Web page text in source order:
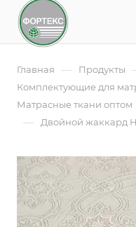
Главная — Продукты
Комплектующие для
Матрасные ткани оптом
— Двойной жаккард
Двойной
При производстве
путем скрепления